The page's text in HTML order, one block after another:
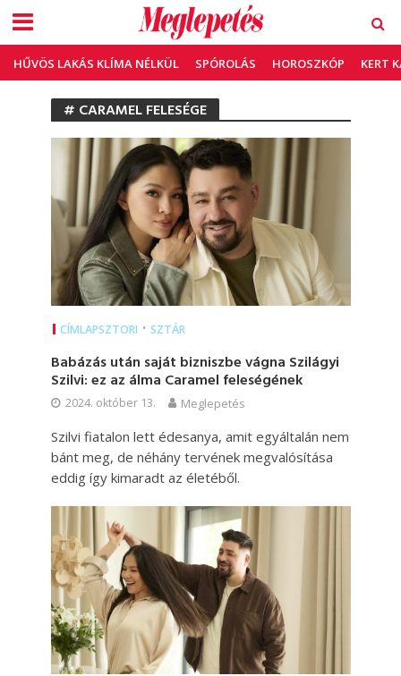
HŰVÖS LAKÁS KLÍMA NÉLKÜL SPÓROLÁS HOROSZKÓP KERT
# CARAMEL FELESÉGE
CÍMLAPSZTORI • SZTÁR
Babázás után saját bizniszbe vágna Szilágyi
Szilvi: ez az álma Caramel feleségének
2024. október 13. Meglepetés
Szilvi fiatalon lett édesanya, amit egyáltalán nem
bánt meg, de néhány tervének megvalósítása
eddig így kimaradt az életéből.